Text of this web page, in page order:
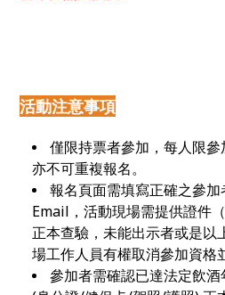
活動注意事項
僅限持票者參加，每人限參
亦不可重複報名。
報名頁面需填寫正確之參加
Email，活動現場需提供證件
正本查驗，未能出示者或是以
場工作人員有權取消參加資格
參加者需確認已達法定飲